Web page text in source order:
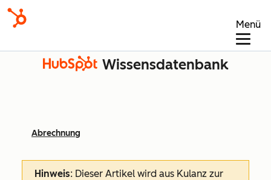
Menü
Wissensdatenbank
Abrechnung
Hinweis: Dieser Artikel wird aus Kulanz zur